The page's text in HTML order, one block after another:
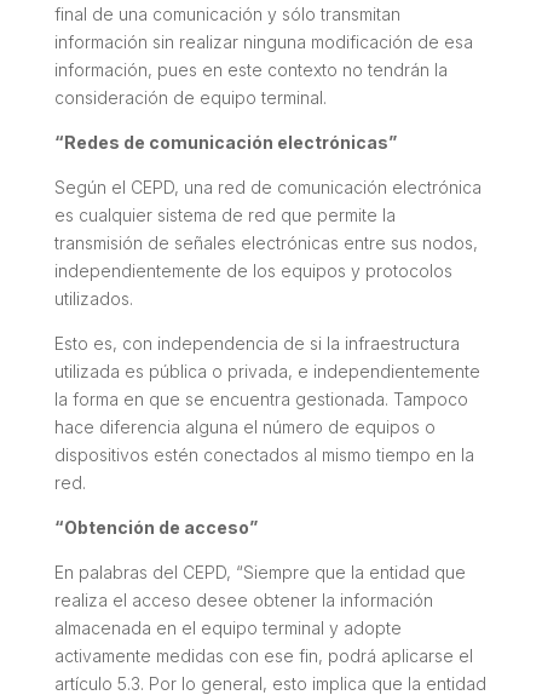
final de una comunicación y sólo transmitan
información sin realizar ninguna modificación de esa
información, pues en este contexto no tendrán la
consideración de equipo terminal.
“Redes de comunicación electrónicas”
Según el CEPD, una red de comunicación electrónica
es cualquier sistema de red que permite la
transmisión de señales electrónicas entre sus nodos,
independientemente de los equipos y protocolos
utilizados.
Esto es, con independencia de si la infraestructura
utilizada es pública o privada, e independientemente
la forma en que se encuentra gestionada. Tampoco
hace diferencia alguna el número de equipos o
dispositivos estén conectados al mismo tiempo en la
red.
“Obtención de acceso”
En palabras del CEPD, “Siempre que la entidad que
realiza el acceso desee obtener la información
almacenada en el equipo terminal y adopte
activamente medidas con ese fin, podrá aplicarse el
artículo 5.3. Por lo general, esto implica que la entidad